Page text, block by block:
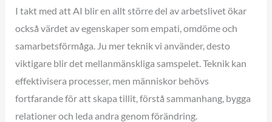
I takt med att AI blir en allt större del av arbetslivet ökar
också värdet av egenskaper som empati, omdöme och
samarbetsförmåga. Ju mer teknik vi använder, desto
viktigare blir det mellanmänskliga samspelet. Teknik kan
effektivisera processer, men människor behövs
fortfarande för att skapa tillit, förstå sammanhang, bygga
relationer och leda andra genom förändring.